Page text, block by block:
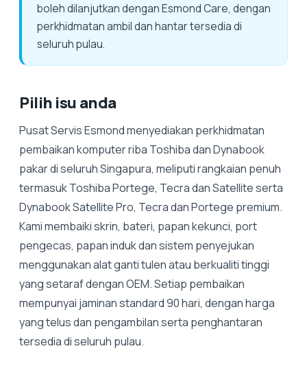
boleh dilanjutkan dengan Esmond Care, dengan
perkhidmatan ambil dan hantar tersedia di
seluruh pulau.
Pilih isu anda
Pusat Servis Esmond menyediakan perkhidmatan
pembaikan komputer riba Toshiba dan Dynabook
pakar di seluruh Singapura, meliputi rangkaian penuh
termasuk Toshiba Portege, Tecra dan Satellite serta
Dynabook Satellite Pro, Tecra dan Portege premium.
Kami membaiki skrin, bateri, papan kekunci, port
pengecas, papan induk dan sistem penyejukan
menggunakan alat ganti tulen atau berkualiti tinggi
yang setaraf dengan OEM. Setiap pembaikan
mempunyai jaminan standard 90 hari, dengan harga
yang telus dan pengambilan serta penghantaran
tersedia di seluruh pulau.